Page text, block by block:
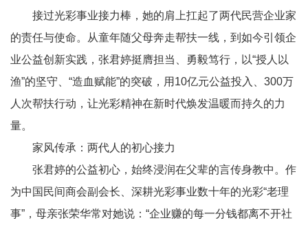
接过光彩事业接力棒，她的肩上扛起了两代民营企业家
的责任与使命。从童年随父母奔走帮扶一线，到如今引领企
业公益创新实践，张君婷挺膺担当、勇毅笃行，以“授人以
渔”的坚守、“造血赋能”的突破，用 10亿元公益投入、 300万
人次帮扶行动，让光彩精神在新时代焕发温暖而持久的力
量。
家风传承：两代人的初心接力
张君婷的公益初心，始终浸润在父辈的言传身教中。作
为中国民间商会副会长、深耕光彩事业数十年的光彩“老理
事”，母亲张荣华常对她说：“企业赚的每一分钱都离不开社